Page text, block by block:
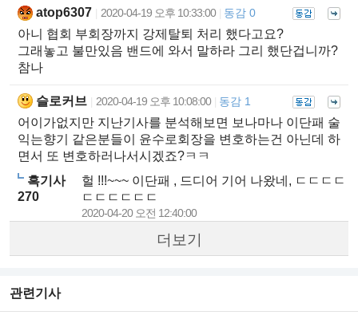
atop6307 2020-04-19 오후 10:33:00 동감 0
아니 협회 부회장까지 강제탈퇴 처리 했다고요?
그래놓고 불만있음 밴드에 와서 말하라 그리 했단겁니까?
참나
슬로커브 2020-04-19 오후 10:08:00 동감 1
어이가없지만 지난기사를 분석해보면 보나마나 이단패 술
익는향기 같은분들이 윤수로회장을 변호하는건 아닌데 하
면서 또 변호하러나서시겠죠?ㅋㅋ
흑기사
270
헐 !!!~~~ 이단패 , 드디어 기어 나왔네, ㄷㄷㄷㄷ
ㄷㄷㄷㄷㄷㄷ
2020-04-20 오전 12:40:00
더보기
관련기사